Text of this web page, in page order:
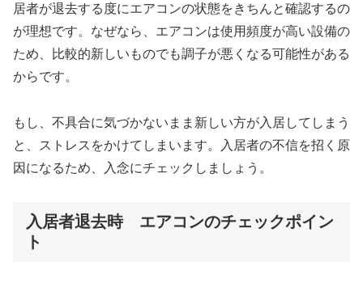
居者が退去する度にエアコンの状態をきちんと確認するの
が理想です。なぜなら、エアコンは使用頻度が高い設備の
ため、比較的新しいものでも調子が悪くなる可能性がある
からです。
もし、不具合に気づかないまま新しい方が入居してしまう
と、ストレスをかけてしまいます。入居者の不信を招く原
因になるため、入念にチェックしましょう。
入居者退去時 エアコンのチェックポイン
ト